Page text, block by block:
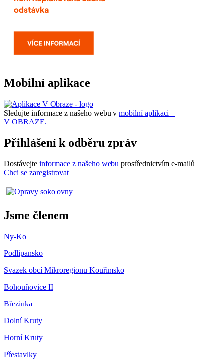
Mobilní aplikace
Sledujte informace z našeho webu v mobilní aplikaci –
V OBRAZE.
Přihlášení k odběru zpráv
Dostávejte informace z našeho webu prostřednictvím e-mailů
Chci se zaregistrovat
Jsme členem
Ny-Ko
Podlipansko
Svazek obcí Mikroregionu Kouřimsko
Bohouňovice II
Březinka
Dolní Kruty
Horní Kruty
Přestavlky